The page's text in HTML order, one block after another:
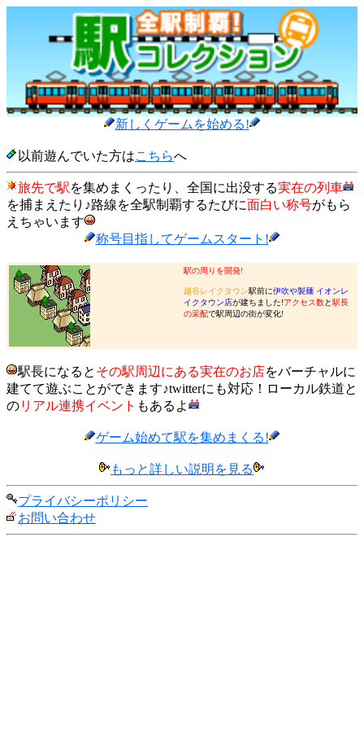
新しくゲームを始める!
以前遊んでいた方はこちらへ
旅先で駅を集めまくったり、全国に出没する実在の列車
を捕まえたり♪路線を全駅制覇するたびに面白い称号がもら
えちゃいます
称号目指してゲームスタート!
駅の周りを開発!
越谷レイクタウン駅前に伊吹や製麺 イオンレ
イクタウン店が建ちました!アクセス数と駅長
の采配で駅周辺の街が変化!
駅長になると その駅周辺にある実在のお店をバーチャルに
建てて遊ぶことができます♪twitterにも対応！ローカル鉄道と
のリアル連携イベント もあるよ
ゲーム始めて駅を集めまくる!
もっと詳しい説明を見る
プライバシーポリシー
お問い合わせ